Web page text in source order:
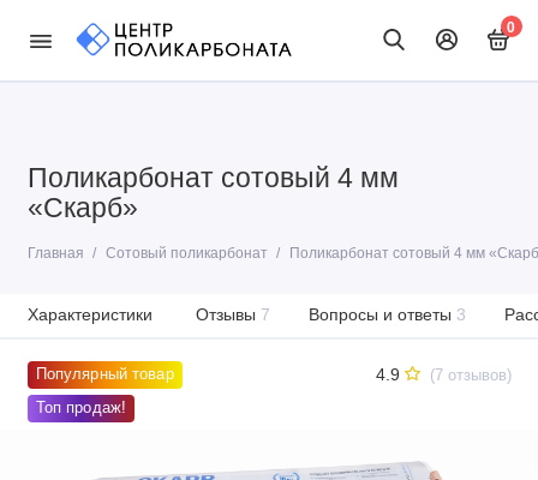
0
Поликарбонат сотовый 4 мм
«Скарб»
Главная Сотовый поликарбонат Поликарбонат сотовый 4 мм
Характеристики Отзывы 7 Вопросы и ответы 3
Популярный товар
Топ продаж!
4.9 (7 отзывов)